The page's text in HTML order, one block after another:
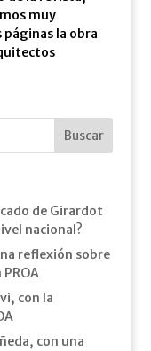
muy
la obra
de Girardot
nacional?
reflexión sobre
con la
con una